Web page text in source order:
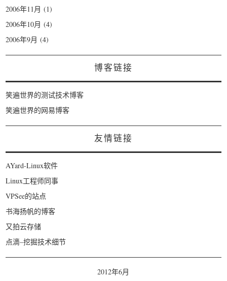
2006年11月 (1)
2006年10月 (4)
2006年9月 (4)
博客链接
笑遍世界的测试技术博客
笑遍世界的网易博客
友情链接
AYard-Linux软件
Linux工程师同事
VPSee的站点
书海扬帆的博客
又拍云存储
点滴–挖掘技术细节
2012年6月